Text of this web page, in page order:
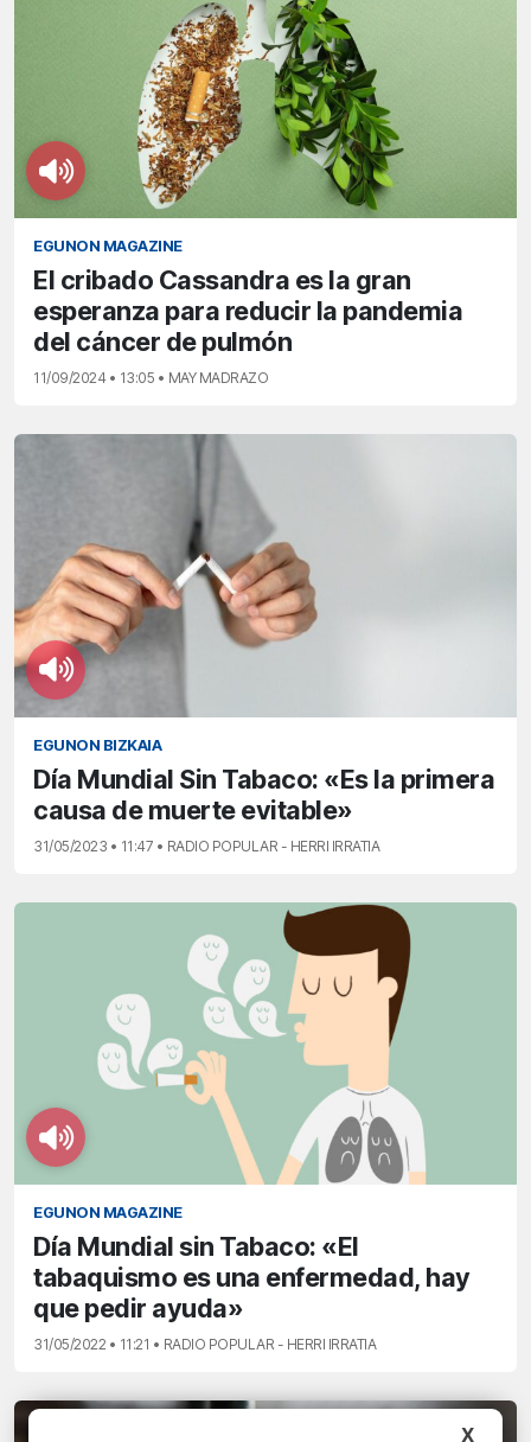
EGUNON MAGAZINE
El cribado Cassandra es la gran
esperanza para reducir la pandemia
del cáncer de pulmón
11/09/2024 • 13:05 • MAY MADRAZO
EGUNON BIZKAIA
Día Mundial Sin Tabaco: «Es la primera
causa de muerte evitable»
31/05/2023 • 11:47 • RADIO POPULAR - HERRI IRRATIA
EGUNON MAGAZINE
Día Mundial sin Tabaco: «El
tabaquismo es una enfermedad, hay
que pedir ayuda»
31/05/2022 • 11:21 • RADIO POPULAR - HERRI IRRATIA
X